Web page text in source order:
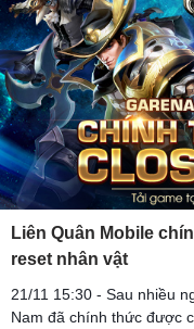
Liên Quân Mobile
reset nhân vật
21/11 15:30 - Sau nhiều
Nam đã chính thức được